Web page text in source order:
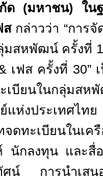
ด (มหาชน) ในฐ
ส กล่าวว่า “การ
มสหพัฒน์ ครั้งที่
เฟส ครั้งที่ 30”
เบียนในกลุ่มสห
แห่งประเทศไท
จดทะเบียนในเ
นักลงทุน และสื่
ศน์ การนำเสน